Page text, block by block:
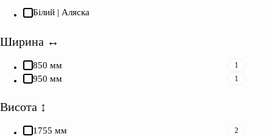
Білий | Аляска
Ширина ↔︎
850 мм 1
950 мм 1
Висота ↕︎
1755 мм 2